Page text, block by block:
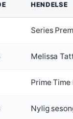
HENDELSE
Series
Melissa
Prime
Nylig